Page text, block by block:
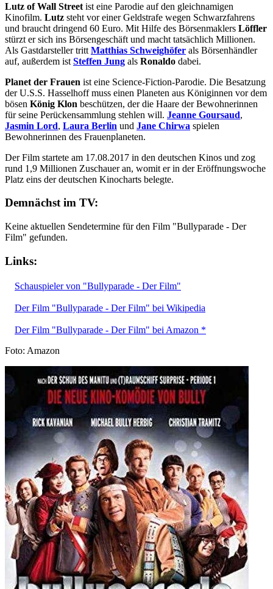
Lutz of Wall Street ist eine Parodie auf den gleichnamigen
Kinofilm. Lutz steht vor einer Geldstrafe wegen Schwarzfahrens
und braucht dringend 60 Euro. Mit Hilfe des Börsenmaklers Löffler
stürzt er sich ins Börsengeschäft und macht tatsächlich Millionen.
Als Gastdarsteller tritt Matthias Schweighöfer als Börsenhändler
auf, außerdem ist Steffen Jung als Ronaldo dabei.
Planet der Frauen ist eine Science-Fiction-Parodie. Die Besatzung
der U.S.S. Hasselhoff muss einen Planeten aus Königinnen vor dem
bösen König Klon beschützen, der die Haare der Bewohnerinnen
für seine Perückensammlung stehlen will. Jeanne Goursaud,
Jasmin Lord, Laura Berlin und Jane Chirwa spielen
Bewohnerinnen des Frauenplaneten.
Der Film startete am 17.08.2017 in den deutschen Kinos und zog
rund 1,9 Millionen Zuschauer an, womit er in der Eröffnungswoche
Platz eins der deutschen Kinocharts belegte.
Demnächst im TV:
Keine aktuellen Sendetermine für den Film "Bullyparade - Der
Film" gefunden.
Links:
Schauspieler von "Bullyparade - Der Film"
Der Film "Bullyparade - Der Film" bei Wikipedia
Der Film "Bullyparade - Der Film" bei Amazon *
Foto: Amazon